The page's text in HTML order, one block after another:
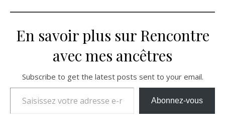
En savoir plus sur Rencontre
avec mes ancêtres
Subscribe to get the latest posts sent to your email.
Saisissez votre adresse e-mail…
Abonnez-vous